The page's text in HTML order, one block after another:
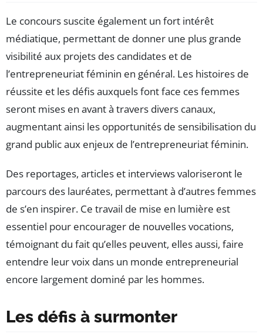
Le concours suscite également un fort intérêt
médiatique, permettant de donner une plus grande
visibilité aux projets des candidates et de
l’entrepreneuriat féminin en général. Les histoires de
réussite et les défis auxquels font face ces femmes
seront mises en avant à travers divers canaux,
augmentant ainsi les opportunités de sensibilisation du
grand public aux enjeux de l’entrepreneuriat féminin.
Des reportages, articles et interviews valoriseront le
parcours des lauréates, permettant à d’autres femmes
de s’en inspirer. Ce travail de mise en lumière est
essentiel pour encourager de nouvelles vocations,
témoignant du fait qu’elles peuvent, elles aussi, faire
entendre leur voix dans un monde entrepreneurial
encore largement dominé par les hommes.
Les défis à surmonter